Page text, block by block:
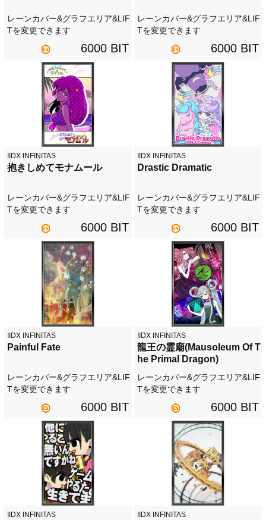
レーンカバー&グラフエリア&LIF
Tを変更できます
6000 BIT
レーンカバー&グラフエリア&LIF
Tを変更できます
6000 BIT
IIDX INFINITAS
抱きしめてモナムール
レーンカバー&グラフエリア&LIF
Tを変更できます
6000 BIT
IIDX INFINITAS
Drastic Dramatic
レーンカバー&グラフエリア&LIF
Tを変更できます
6000 BIT
IIDX INFINITAS
Painful Fate
レーンカバー&グラフエリア&LIF
Tを変更できます
6000 BIT
IIDX INFINITAS
龍王の霊廟(Mausoleum Of T
he Primal Dragon)
レーンカバー&グラフエリア&LIF
Tを変更できます
6000 BIT
IIDX INFINITAS IIDX INFINITAS